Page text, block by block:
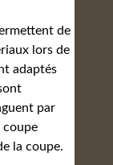
de
lors de
adaptés
par
coupe
la coupe.